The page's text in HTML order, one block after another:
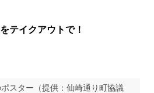
テイクアウトで！
ポスター（提供：仙崎通り町協議